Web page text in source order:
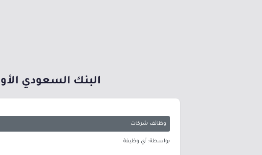
البنك السعودي
وظائف شركات
بواسطة: أي وظيفة